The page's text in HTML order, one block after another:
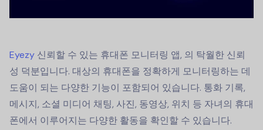
Eyezy 신뢰할 수 있는 휴대폰 모니터링 앱, 의 탁월한 신뢰
성 덕분입니다. 대상의 휴대폰을 정확하게 모니터링하는 데
도움이 되는 다양한 기능이 포함되어 있습니다. 통화 기록,
메시지, 소셜 미디어 채팅, 사진, 동영상, 위치 등 자녀의 휴대
폰에서 이루어지는 다양한 활동을 확인할 수 있습니다.